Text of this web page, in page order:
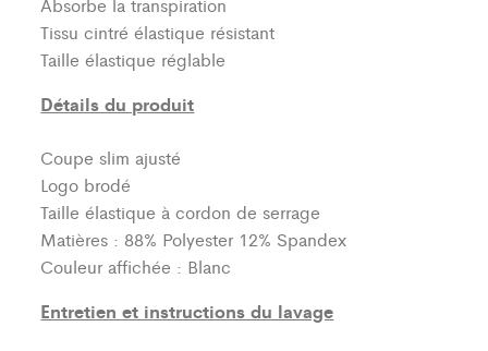
Absorbe la transpiration
Tissu cintré élastique résistant
Taille élastique réglable
Détails du produit
Coupe slim ajusté
Logo brodé
Taille élastique à cordon de serrage
Matières : 88% Polyester 12% Spandex
Couleur affichée : Blanc
Entretien et instructions du lavage